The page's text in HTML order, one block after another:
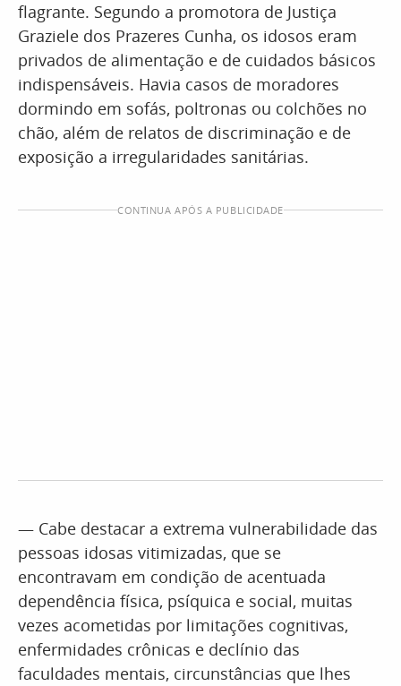
flagrante. Segundo a promotora de Justiça
Graziele dos Prazeres Cunha, os idosos eram
privados de alimentação e de cuidados básicos
indispensáveis. Havia casos de moradores
dormindo em sofás, poltronas ou colchões no
chão, além de relatos de discriminação e de
exposição a irregularidades sanitárias.
CONTINUA APÓS A PUBLICIDADE
— Cabe destacar a extrema vulnerabilidade das
pessoas idosas vitimizadas, que se
encontravam em condição de acentuada
dependência física, psíquica e social, muitas
vezes acometidas por limitações cognitivas,
enfermidades crônicas e declínio das
faculdades mentais, circunstâncias que lhes